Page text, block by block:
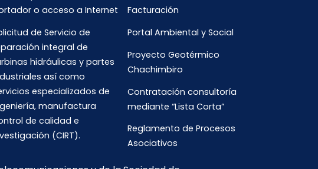
o acceso a Internet
de Servicio de
integral de
hidráulicas y partes
así como
especializados de
manufactura
de calidad e
(CIRT).
Facturación
Portal Ambiental y Social
Proyecto Geotérmico
Chachimbiro
Contratación consultoría
mediante “Lista Corta”
Reglamento de Procesos
Asociativos